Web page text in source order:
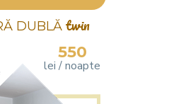
DUBLĂ twin
550
lei / noapte